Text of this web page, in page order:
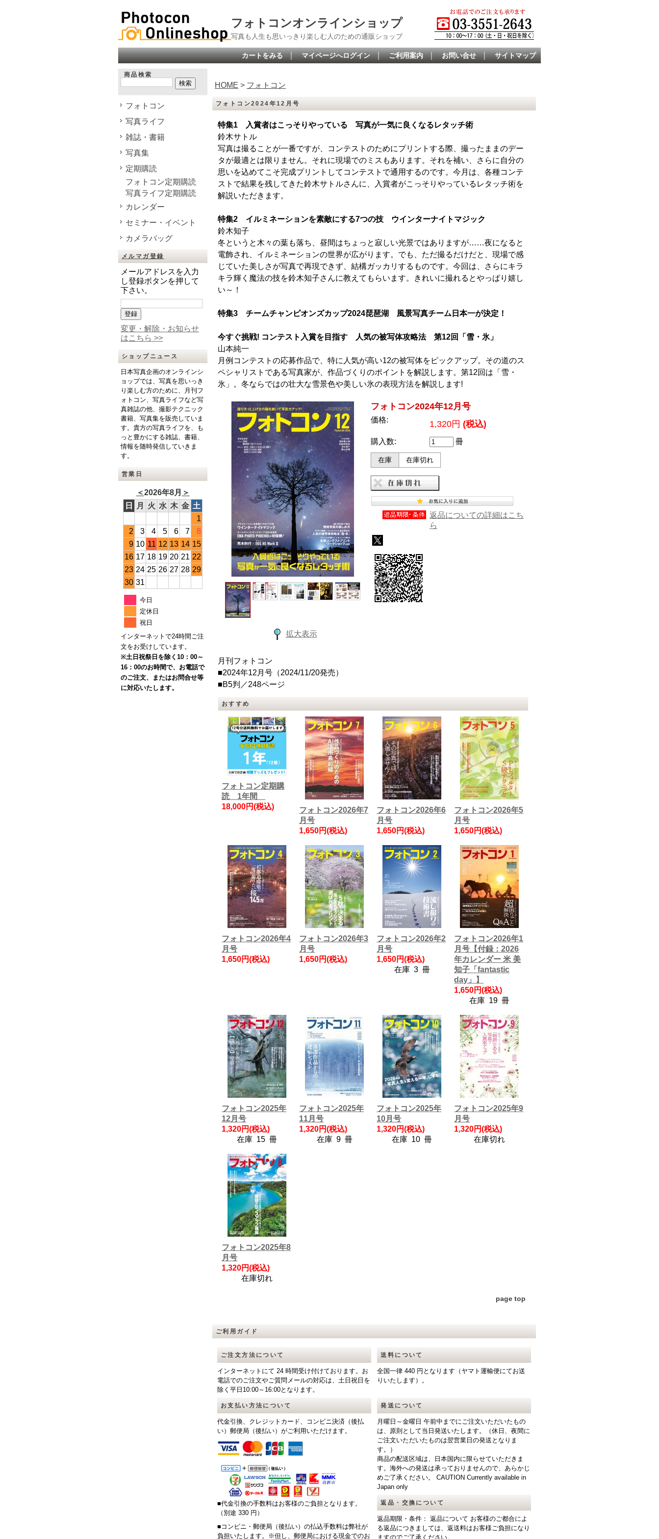
フォトコンオンラインショップ
写真も人生も思いっきり楽しむ人のための通販ショップ
カートをみる ｜ マイページへログイン ｜ ご利用案内 ｜ お問い合せ ｜ サイトマップ
商品検索
フォトコン
写真ライフ
雑誌・書籍
写真集
定期購読
フォトコン定期購読
写真ライフ定期購読
カレンダー
セミナー・イベント
カメラバッグ
メルマガ登録
メールアドレスを入力
し登録ボタンを押して
下さい。
変更・解除・お知らせ
はこちら >>
ショップニュース
日本写真企画のオンラインシ
ョップでは、写真を思いっき
り楽しむ方のために、月刊フ
ォトコン、写真ライフなど写
真雑誌の他、撮影テクニック
書籍、写真集を販売していま
す。貴方の写真ライフを、も
っと豊かにする雑誌、書籍、
情報を随時発信していきま
す。
営業日
＜2026年8月 ＞
日
月 火 水 木 金 土
1
2
3 4 5 6 7
8
9 10 11 12 13 14 15
16 17 18 19 20 21 22
23 24 25 26 27 28 29
30 31
今日
定休日
祝日
インターネットで24時間ご注
文をお受けしています。
※土日祝祭日を除く10：00～
16：00のお時間で、お電話で
のご注文、またはお問合せ等
に対応いたします。
HOME > フォトコン
フォトコン2024年12月号
特集1 入賞者はこっそりやっている 写真が一気に良くなるレタッチ術
鈴木サトル
写真は撮ることが一番ですが、コンテストのためにプリントする際、撮ったままのデー
タが最適とは限りません。それに現場でのミスもあります。それを補い、さらに自分の
思いを込めてこそ完成プリントしてコンテストで通用するのです。今月は、各種コンテ
ストで結果を残してきた鈴木サトルさんに、入賞者がこっそりやっているレタッチ術を
解説いただきます。
特集2 イルミネーションを素敵にする7つの技 ウインターナイトマジック
鈴木知子
冬というと木々の葉も落ち、昼間はちょっと寂しい光景ではありますが……夜になると
電飾され、イルミネーションの世界が広がります。でも、ただ撮るだけだと、現場で感
じていた美しさが写真で再現できず、結構ガッカリするものです。今回は、さらにキラ
キラ輝く魔法の技を鈴木知子さんに教えてもらいます。きれいに撮れるとやっぱり嬉し
い～！
特集3 チームチャンピオンズカップ2024琵琶湖 風景写真チーム日本一が決定！
今すぐ挑戦! コンテスト入賞を目指す 人気の被写体攻略法 第12回「雪・氷」
山本純一
月例コンテストの応募作品で、特に人気が高い12の被写体をピックアップ。その道のス
ペシャリストである写真家が、作品づくりのポイントを解説します。第12回は「雪・
氷」。冬ならではの壮大な雪景色や美しい氷の表現方法を解説します!
拡大表示
フォトコン2024年12月号
価格: 1,320円 (税込)
購入数: 冊
在庫 在庫切れ
返品についての詳細はこち
ら
月刊フォトコン
■2024年12月号（2024/11/20発売）
■B5判／248ページ
おすすめ
フォトコン定期購
読 1年間
18,000円(税込)
フォトコン2026年7
月号
1,650円(税込)
フォトコン2026年6
月号
1,650円(税込)
フォトコン2026年5
月号
1,650円(税込)
フォトコン2026年4
月号
1,650円(税込)
フォトコン2026年3
月号
1,650円(税込)
フォトコン2026年2
月号
1,650円(税込)
在庫 3 冊
フォトコン2026年1
月号【付録：2026
年カレンダー 米 美
知子「fantastic
day」】
1,650円(税込)
在庫 19 冊
フォトコン2025年
12月号
1,320円(税込)
在庫 15 冊
フォトコン2025年
11月号
1,320円(税込)
在庫 9 冊
フォトコン2025年
10月号
1,320円(税込)
在庫 10 冊
フォトコン2025年9
月号
1,320円(税込)
在庫切れ
フォトコン2025年8
月号
1,320円(税込)
在庫切れ
page top
ご利用ガイド
ご注文方法について
インターネットにて 24 時間受け付けております。お
電話でのご注文やご質問メールの対応は、土日祝日を
除く平日10:00～16:00となります。
お支払い方法について
代金引換、クレジットカード、コンビニ決済（後払
い）郵便局（後払い）がご利用いただけます。
■代金引換の手数料はお客様のご負担となります。
（別途 330 円）
■コンビニ・郵便局（後払い）の払込手数料は弊社が
負担いたします。※但し、郵便局における現金でのお
送料について
全国一律 440 円となります（ヤマト運輸便にてお送
りいたします）。
発送について
月曜日～金曜日 午前中までにご注文いただいたもの
は、原則として当日発送いたします。（休日、夜間に
ご注文いただいたものは翌営業日の発送となりま
す。）
商品の配送区域は、日本国内に限らせていただきま
す。海外への発送は承っておりませんので、あらかじ
めご了承ください。 CAUTION Currently available in
Japan only
返品・交換について
返品期限・条件： 返品について お客様のご都合によ
る返品につきましては、返送料はお客様ご負担になり
ますのでご了承ください。